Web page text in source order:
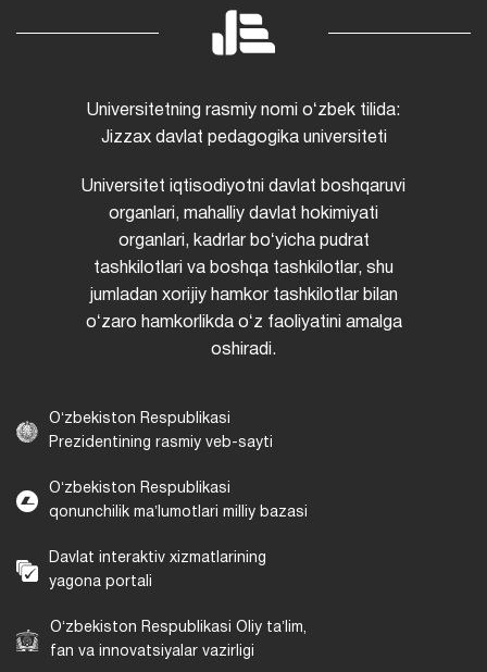
Universitetning rasmiy nomi oʻzbek tilida:
Jizzax davlat pedagogika universiteti
Universitet iqtisodiyotni davlat boshqaruvi
organlari, mahalliy davlat hokimiyati
organlari, kadrlar boʻyicha pudrat
tashkilotlari va boshqa tashkilotlar, shu
jumladan xorijiy hamkor tashkilotlar bilan
oʻzaro hamkorlikda oʻz faoliyatini amalga
oshiradi.
Oʻzbekiston Respublikasi
Prezidentining rasmiy veb-sayti
Oʻzbekiston Respublikasi
qonunchilik maʼlumotlari milliy bazasi
Davlat interaktiv xizmatlarining
yagona portali
Oʻzbekiston Respublikasi Oliy taʼlim,
fan va innovatsiyalar vazirligi